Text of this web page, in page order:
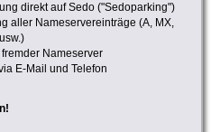
direkt auf Sedo ("Sedoparking")
aller Nameservereinträge (A, MX,
Nameserver
E-Mail und Telefon